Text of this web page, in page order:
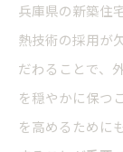
兵庫県の新築住
熱技術の採用が
だわることで、
を穏やかに保つ
を高めるために